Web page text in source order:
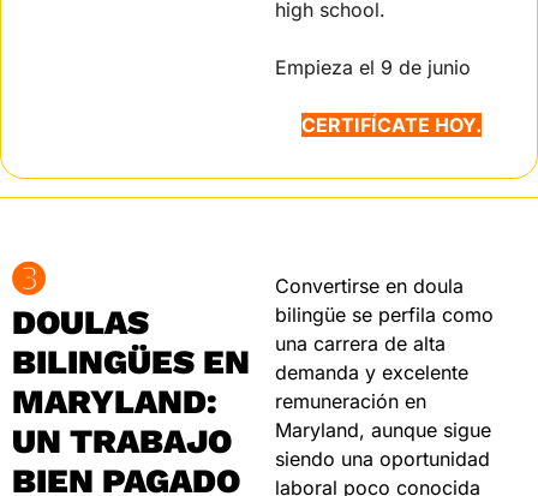
high school.
Empieza el 9 de junio
CERTIFÍCATE HOY.
➌
DOULAS
BILINGÜES EN
MARYLAND:
UN TRABAJO
BIEN PAGADO
Convertirse en doula
bilingüe se perfila como
una carrera de alta
demanda y excelente
remuneración en
Maryland, aunque sigue
siendo una oportunidad
laboral poco conocida